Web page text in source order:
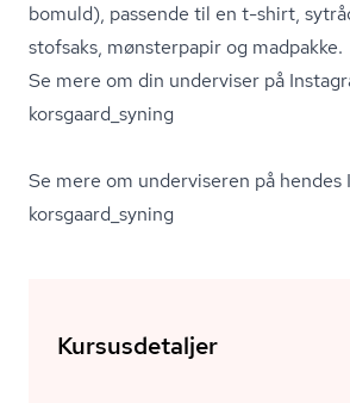
bomuld), passende til en t-shirt,
stofsaks, mønsterpapir og madpakke.
Se mere om din underviser på
korsgaard_syning
Se mere om underviseren på hendes
korsgaard_syning
Kursusdetaljer